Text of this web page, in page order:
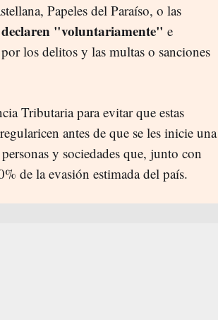
Papeles del Paraíso, o las
"voluntariamente" e
los delitos y las multas o sanciones
Tributaria para evitar que estas
antes de que se les inicie una
y sociedades que, junto con
de la evasión estimada del país.